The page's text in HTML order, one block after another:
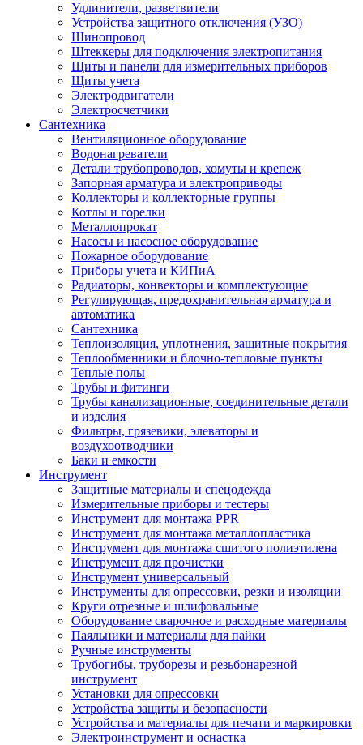
Удлинители, разветвители
Устройства защитного отключения (УЗО)
Шинопровод
Штеккеры для подключения электропитания
Щиты и панели для измерительных приборов
Щиты учета
Электродвигатели
Электросчетчики
Сантехника
Вентиляционное оборудование
Водонагреватели
Детали трубопроводов, хомуты и крепеж
Запорная арматура и электроприводы
Коллекторы и коллекторные группы
Котлы и горелки
Металлопрокат
Насосы и насосное оборудование
Пожарное оборудование
Приборы учета и КИПиА
Радиаторы, конвекторы и комплектующие
Регулирующая, предохранительная арматура и
автоматика
Сантехника
Теплоизоляция, уплотнения, защитные покрытия
Теплообменники и блочно-тепловые пункты
Теплые полы
Трубы и фитинги
Трубы канализационные, соединительные детали
и изделия
Фильтры, грязевики, элеваторы и
воздухоотводчики
Баки и емкости
Инструмент
Защитные материалы и спецодежда
Измерительные приборы и тестеры
Инструмент для монтажа PPR
Инструмент для монтажа металлопластика
Инструмент для монтажа сшитого полиэтилена
Инструмент для прочистки
Инструмент универсальный
Инструменты для опрессовки, резки и изоляции
Круги отрезные и шлифовальные
Оборудование сварочное и расходные материалы
Паяльники и материалы для пайки
Ручные инструменты
Трубогибы, труборезы и резьбонарезной
инструмент
Установки для опрессовки
Устройства защиты и безопасности
Устройства и материалы для печати и маркировки
Электроинструмент и оснастка